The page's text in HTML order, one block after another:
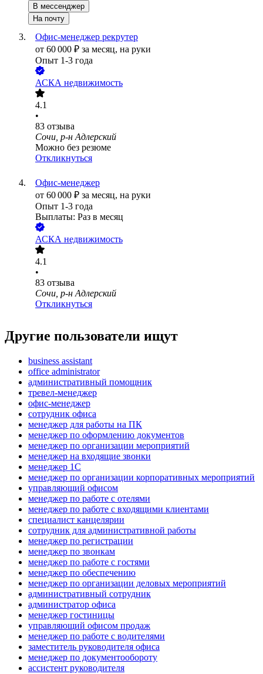
В мессенджер
На почту
Офис-менеджер рекрутер
от 60 000 ₽ за месяц, на руки
Опыт 1-3 года
АСКА недвижимость
4.1
•
83 отзыва
Сочи, р-н Адлерский
Можно без резюме
Откликнуться
Офис-менеджер
от 60 000 ₽ за месяц, на руки
Опыт 1-3 года
Выплаты: Раз в месяц
АСКА недвижимость
4.1
•
83 отзыва
Сочи, р-н Адлерский
Откликнуться
Другие пользователи ищут
business assistant
office administrator
административный помощник
тревел-менеджер
офис-менеджер
сотрудник офиса
менеджер для работы на ПК
менеджер по оформлению документов
менеджер по организации мероприятий
менеджер на входящие звонки
менеджер 1С
менеджер по организации корпоративных мероприятий
управляющий офисом
менеджер по работе с отелями
менеджер по работе с входящими клиентами
специалист канцелярии
сотрудник для административной работы
менеджер по регистрации
менеджер по звонкам
менеджер по работе с гостями
менеджер по обеспечению
менеджер по организации деловых мероприятий
административный сотрудник
администратор офиса
менеджер гостиницы
управляющий офисом продаж
менеджер по работе с водителями
заместитель руководителя офиса
менеджер по документообороту
ассистент руководителя